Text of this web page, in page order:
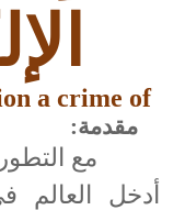
a crime of
مقدمة:
مع
أدخل